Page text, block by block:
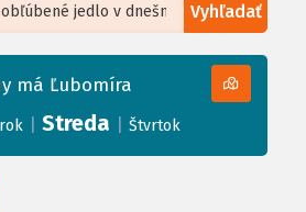
Vyhľadať
, Tiles courtesy ofHumanitarian OpenStreetMap
má Ľubomíra
Streda Štvrtok